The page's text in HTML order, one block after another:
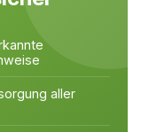
aller